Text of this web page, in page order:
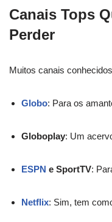
Canais Tops
Perder
Muitos canais
Globo: Para os
Globoplay: Um
ESPN e SportTV:
Netflix: Sim, tem